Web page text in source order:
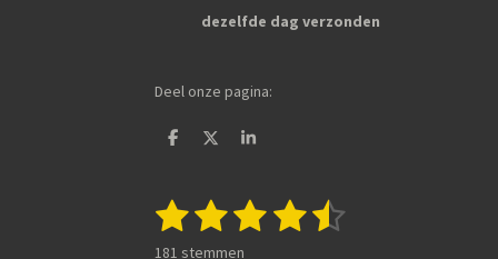
dezelfde dag verzonden
Deel onze pagina:
D
n
D
S
e
R
1 2 3 4 5
S
181 stemmen